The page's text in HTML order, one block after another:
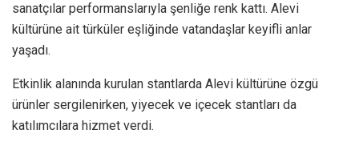
sanatçılar performanslarıyla şenliğe renk kattı. Alevi
kültürüne ait türküler eşliğinde vatandaşlar keyifli anlar
yaşadı.
Etkinlik alanında kurulan stantlarda Alevi kültürüne özgü
ürünler sergilenirken, yiyecek ve içecek stantları da
katılımcılara hizmet verdi.